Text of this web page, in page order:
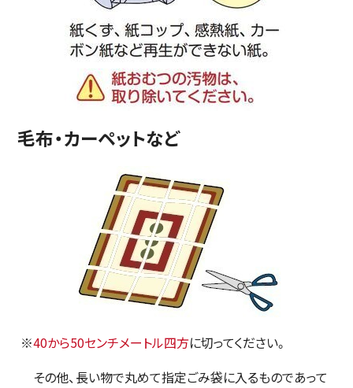
毛布・カーペットなど
※40から50センチメートル四方に切ってください。
その他、長い物で丸めて指定ごみ袋に入るものであって